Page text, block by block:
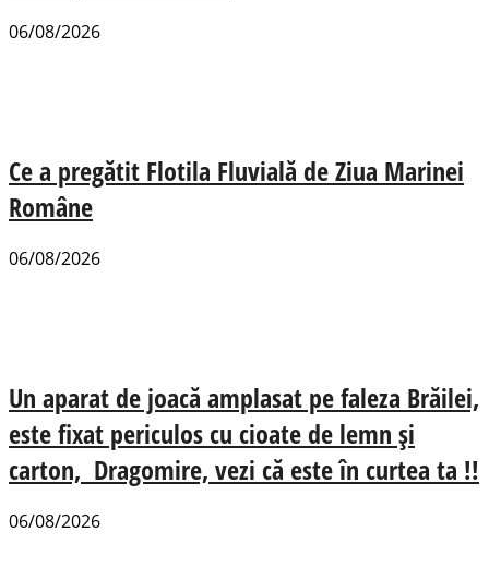
06/08/2026
Ce a pregătit Flotila Fluvială de Ziua Marinei
Române
06/08/2026
Un aparat de joacă amplasat pe faleza Brăilei,
este fixat periculos cu cioate de lemn și
carton, Dragomire, vezi că este în curtea ta !!
06/08/2026